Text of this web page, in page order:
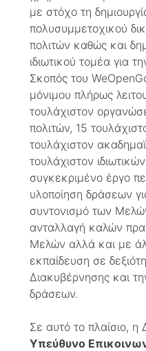
με στόχο τη
πολυσυμμετοχικού
πολιτών καθώς και
ιδιωτικού τομέα για
Σκοπός του
μόνιμου πλήρως
τουλάχιστον
πολιτών, 15
τουλάχιστον
τουλάχιστον
συγκεκριμένο έργο
υλοποίηση δράσεων
συντονισμό των
ανταλλαγή καλών
Μελών αλλά και με
εκπαίδευση σε
Διακυβέρνησης και
δράσεων.
Σε αυτό το πλαίσιο, η
Υπεύθυνο